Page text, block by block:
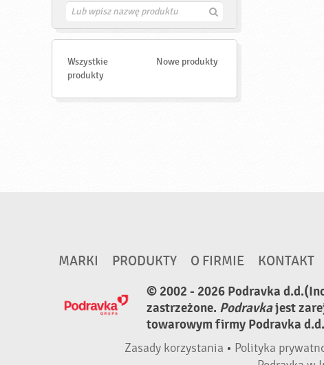
Z
d
Wszystkie
produkty
Nowe produkty
MARKI PRODUKTY O FIRMIE
KONTAKT
© 2002 - 2026 Podravka
zastrzeżone. Podravkajest
towarowym firmy Podravka
Zasady korzystania • Polityka